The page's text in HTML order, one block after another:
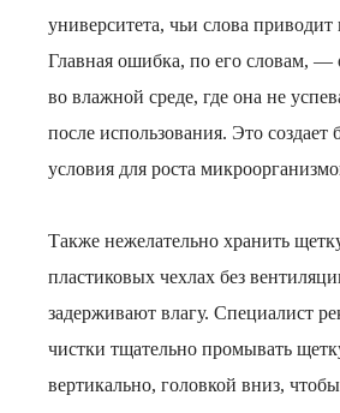
университета, чьи слова приводит
Главная ошибка, по его словам, —
во влажной среде, где она не
после использования. Это создает
условия для роста
Также нежелательно хранить
пластиковых чехлах без
задерживают влагу. Специалист
чистки тщательно промывать
вертикально, головкой вниз,